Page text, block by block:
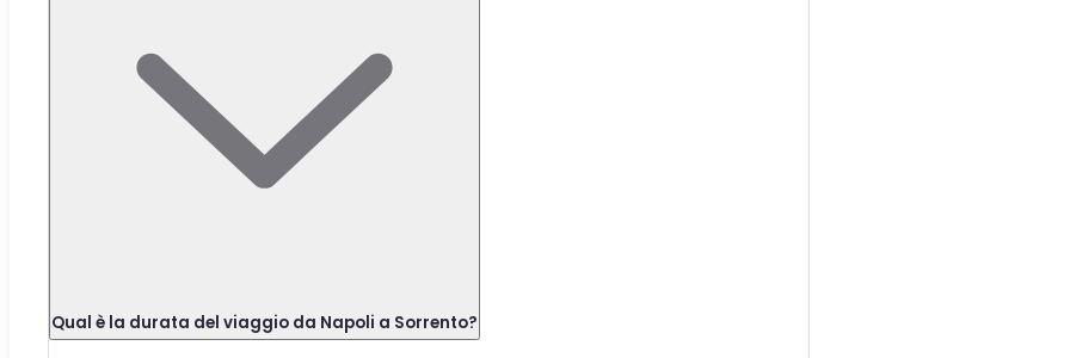
Qual è la durata del viaggio da Napoli a Sorrento?